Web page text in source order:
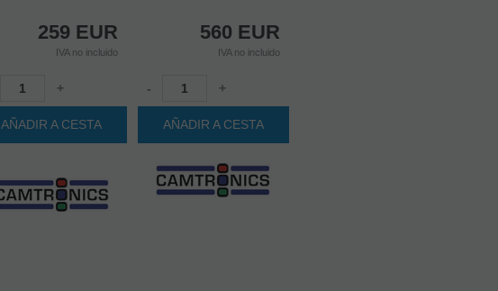
259 EUR
IVA no incluido
+
AÑADIR A CESTA
560 EUR
IVA no incluido
- +
AÑADIR A CESTA